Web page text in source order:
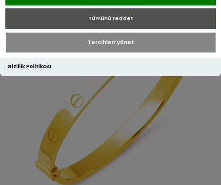
Tümünü reddet
Tercihleri yönet
Gizlilik Politikası